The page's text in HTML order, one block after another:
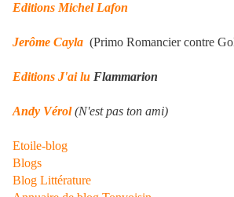
Editions Michel Lafon
Jerôme Cayla (Primo Romancier contre
Editions J'ai lu Flammarion
Andy Vérol (N'est pas ton ami)
Etoile-blog
Blogs
Blog Littérature